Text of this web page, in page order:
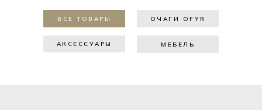
ВСЕ ТОВАРЫ
МЕБЕЛЬ
ОЧАГИ OFYR
АКСЕССУАРЫ